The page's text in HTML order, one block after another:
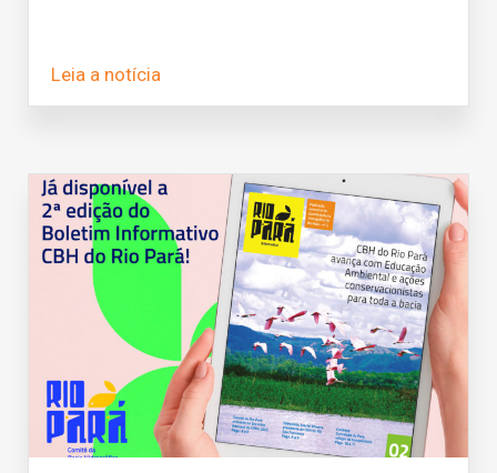
Leia a notícia